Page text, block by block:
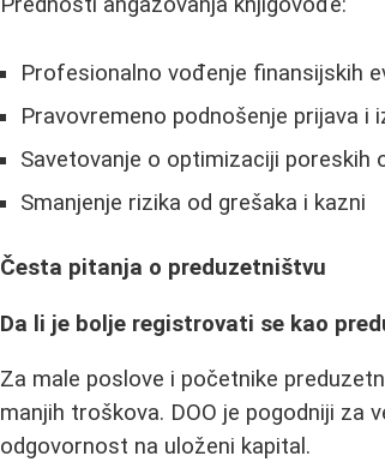
Profesionalno vođenje finansijskih
Pravovremeno podnošenje prijava i
Savetovanje o optimizaciji poreskih
Smanjenje rizika od grešaka i kazni
Česta pitanja o preduzetništvu
Da li je bolje registrovati se kao
Za male poslove i početnike
manjih troškova. DOO je pogodniji za
odgovornost na uloženi kapital.